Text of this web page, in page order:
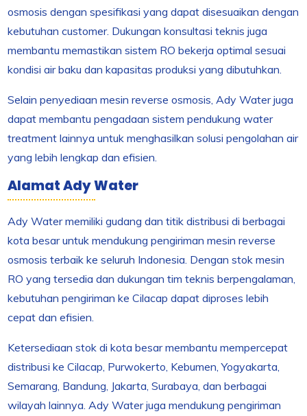
osmosis dengan spesifikasi yang dapat disesuaikan dengan
kebutuhan customer. Dukungan konsultasi teknis juga
membantu memastikan sistem RO bekerja optimal sesuai
kondisi air baku dan kapasitas produksi yang dibutuhkan.
Selain penyediaan mesin reverse osmosis, Ady Water juga
dapat membantu pengadaan sistem pendukung water
treatment lainnya untuk menghasilkan solusi pengolahan air
yang lebih lengkap dan efisien.
Alamat Ady Water
Ady Water memiliki gudang dan titik distribusi di berbagai
kota besar untuk mendukung pengiriman mesin reverse
osmosis terbaik ke seluruh Indonesia. Dengan stok mesin
RO yang tersedia dan dukungan tim teknis berpengalaman,
kebutuhan pengiriman ke Cilacap dapat diproses lebih
cepat dan efisien.
Ketersediaan stok di kota besar membantu mempercepat
distribusi ke Cilacap, Purwokerto, Kebumen, Yogyakarta,
Semarang, Bandung, Jakarta, Surabaya, dan berbagai
wilayah lainnya. Ady Water juga mendukung pengiriman